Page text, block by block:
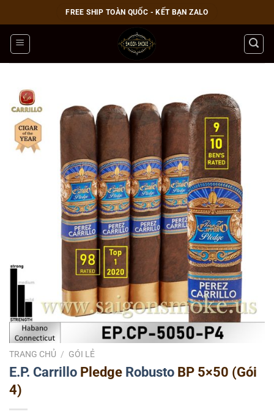
qua
nội
dung
FREE SHIP TOÀN QUỐC - KẾT BẠN ZALO
TRANG CHỦ / GÓI LẺ
E.P. Carrillo Pledge Robusto BP 5×50 (Gói
4)